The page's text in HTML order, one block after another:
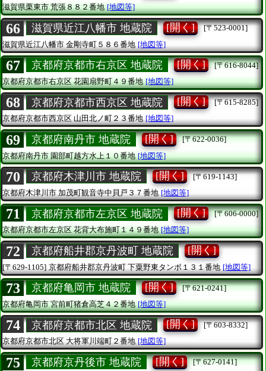
滋賀県栗東市荒張８８２番地 [地図等]
66 滋賀県近江八幡市 地蔵院 [開く]
[〒523-0001]
滋賀県近江八幡市 金剛寺町５８６番地 [地図等]
67 京都府京都市右京区 地蔵院 [開く]
[〒616-8044]
京都府京都市右京区花園扇野町４９番地 [地図等]
68 京都府京都市西京区 地蔵院 [開く]
[〒615-8285]
京都府京都市西京区山田北ノ町２３番地 [地図等]
69 京都府南丹市 地蔵院 [開く]
[〒622-0036]
京都府南丹市園部町越方水上１０番地 [地図等]
70 京都府木津川市 地蔵院 [開く]
[〒619-1143]
京都府木津川市 加茂町観音寺中貝戸３７番地 [地図等]
71 京都府京都市左京区 地蔵院 [開く]
[〒606-0000]
京都府京都市左京区花背大布施町１４９番地 [地図等]
72 京都府船井郡京丹波町 地蔵院 [開く]
[〒629-1105] 京都府船井郡京丹波町 下粟野東タンボ１３１番地 [地図等]
73 京都府亀岡市 地蔵院 [開く]
[〒621-0241]
京都府亀岡市宮前町猪倉高芝４２番地 [地図等]
74 京都府京都市北区 地蔵院 [開く]
[〒603-8332]
京都府京都市北区大将軍川端町２番地 [地図等]
75 京都府京丹後市 地蔵院 [開く]
[〒627-0141]